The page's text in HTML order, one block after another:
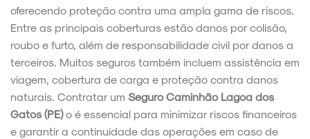
oferecendo proteção contra uma ampla gama de riscos.
Entre as principais coberturas estão danos por colisão,
roubo e furto, além de responsabilidade civil por danos a
terceiros. Muitos seguros também incluem assistência em
viagem, cobertura de carga e proteção contra danos
naturais. Contratar um Seguro Caminhão Lagoa dos
Gatos (PE)o é essencial para minimizar riscos financeiros
e garantir a continuidade das operações em caso de